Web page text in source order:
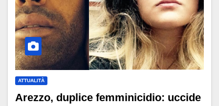
ATTUALITÀ
Arezzo, duplice femminicidio: uccide